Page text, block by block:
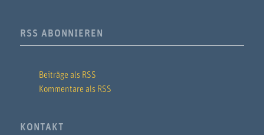
RSS ABONNIEREN
Beiträge als RSS
Kommentare als RSS
KONTAKT